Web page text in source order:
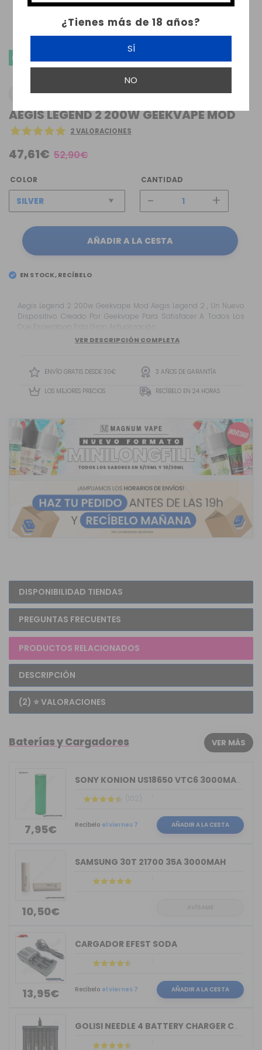
¿Tienes más de 18 años?
SÍ
NO
ENVÍO GRATIS
GEEKVAPE
AEGIS LEGEND 2 200W GEEKVAPE MOD
2 VALORACIONES
47,61€ 52,90€
COLOR CANTIDAD
- +
AÑADIR A LA CESTA
EN STOCK, RECÍBELO
Aegis Legend 2 200w Geekvape Mod Aegis Legend 2 , Un Nuevo
Dispositivo Creado Por Geekvape Para Satisfacer A Todos Los
Que Esperaban Esta Gran Actualización.
VER DESCRIPCIÓN COMPLETA
ENVÍO GRATIS DESDE 30€ 3 AÑOS DE GARANTÍA
LOS MEJORES PRECIOS RECÍBELO EN 24 HORAS
DISPONIBILIDAD TIENDAS
PREGUNTAS FRECUENTES
PRODUCTOS RELACIONADOS
DESCRIPCIÓN
(2) ⭐ VALORACIONES
Baterías y Cargadores VER MÁS
7,95€
SONY KONION US18650 VTC6 3000MAH 15/30A
(102)
Recíbelo el viernes 7 AÑADIR A LA CESTA
10,50€
SAMSUNG 30T 21700 35A 3000MAH
13,95€
CARGADOR EFEST SODA
Recíbelo el viernes 7 AÑADIR A LA CESTA
GOLISI NEEDLE 4 BATTERY CHARGER COMPACT